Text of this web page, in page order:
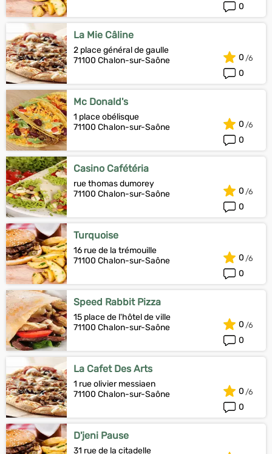
0
La Mie Câline
2 place général de gaulle
71100 Chalon-sur-Saône
0
0
Mc Donald's
1 place obélisque
71100 Chalon-sur-Saône
0
0
Casino Cafétéria
rue thomas dumorey
71100 Chalon-sur-Saône
0
0
Turquoise
16 rue de la trémouille
71100 Chalon-sur-Saône
0
0
Speed Rabbit Pizza
15 place de l'hôtel de ville
71100 Chalon-sur-Saône
0
0
La Cafet Des Arts
1 rue olivier messiaen
71100 Chalon-sur-Saône
0
0
D'jeni Pause
31 rue de la citadelle